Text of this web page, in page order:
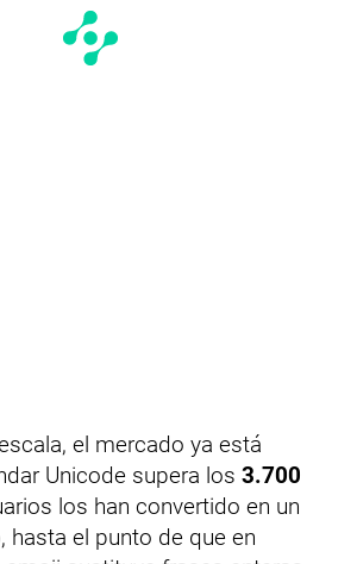
el mercado ya está
Unicode supera los 3.700
los han convertido en un
hasta el punto de que en